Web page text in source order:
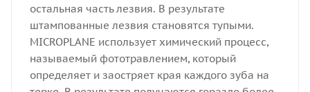
остальная часть лезвия. В результате
штампованные лезвия становятся тупыми.
MICROPLANE использует химический процесс,
называемый фототравлением, который
определяет и заостряет края каждого зуба на